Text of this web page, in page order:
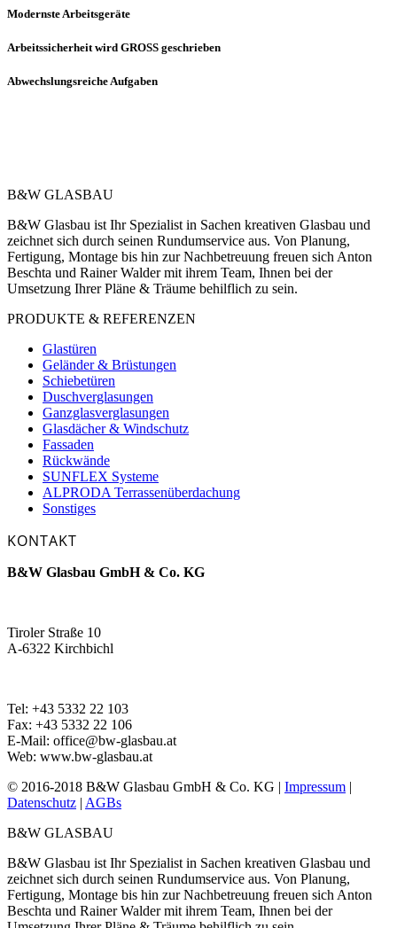
Modernste Arbeitsgeräte
Arbeitssicherheit wird GROSS geschrieben
Abwechslungsreiche Aufgaben
B&W GLASBAU
B&W Glasbau ist Ihr Spezialist in Sachen kreativen Glasbau und
zeichnet sich durch seinen Rundumservice aus. Von Planung,
Fertigung, Montage bis hin zur Nachbetreuung freuen sich Anton
Beschta und Rainer Walder mit ihrem Team, Ihnen bei der
Umsetzung Ihrer Pläne & Träume behilflich zu sein.
PRODUKTE & REFERENZEN
Glastüren
Geländer & Brüstungen
Schiebetüren
Duschverglasungen
Ganzglasverglasungen
Glasdächer & Windschutz
Fassaden
Rückwände
SUNFLEX Systeme
ALPRODA Terrassenüberdachung
Sonstiges
KONTAKT
B&W Glasbau GmbH & Co. KG
Tiroler Straße 10
A-6322 Kirchbichl
Tel: +43 5332 22 103
Fax: +43 5332 22 106
E-Mail: office@bw-glasbau.at
Web: www.bw-glasbau.at
© 2016-2018 B&W Glasbau GmbH & Co. KG | Impressum |
Datenschutz | AGBs
B&W GLASBAU
B&W Glasbau ist Ihr Spezialist in Sachen kreativen Glasbau und
zeichnet sich durch seinen Rundumservice aus. Von Planung,
Fertigung, Montage bis hin zur Nachbetreuung freuen sich Anton
Beschta und Rainer Walder mit ihrem Team, Ihnen bei der